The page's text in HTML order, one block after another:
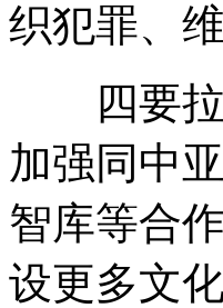
织犯罪、
四要拉
加强同中
智库等合
设更多文